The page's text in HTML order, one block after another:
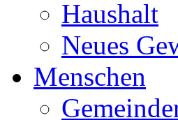
Haushalt
Neues
Menschen